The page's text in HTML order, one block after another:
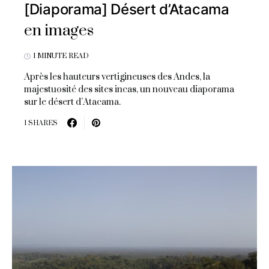
[Diaporama] Désert d’Atacama
en images
1 MINUTE READ
Après les hauteurs vertigineuses des Andes, la
majestuosité des sites incas, un nouveau diaporama
sur le désert d’Atacama.
1 SHARES